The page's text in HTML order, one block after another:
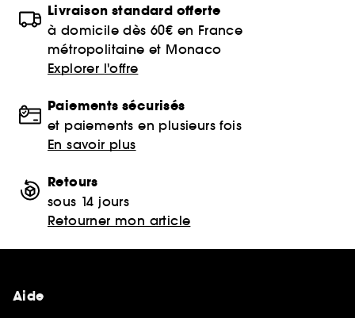
Livraison standard offerte
à domicile dès 60€ en France
métropolitaine et Monaco
Explorer l'offre
Paiements sécurisés
et paiements en plusieurs fois
En savoir plus
Retours
sous 14 jours
Retourner mon article
Aide